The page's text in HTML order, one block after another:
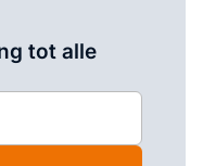
tot alle